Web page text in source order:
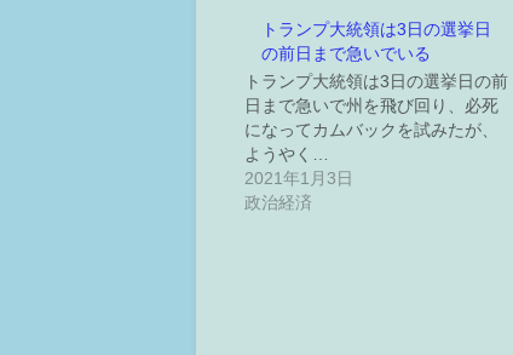
トランプ大統領は3日の選挙日
の前日まで急いでいる
トランプ大統領は3日の選挙日の前
日まで急いで州を飛び回り、必死
になってカムバックを試みたが、
ようやく…
2021年1月3日
政治経済